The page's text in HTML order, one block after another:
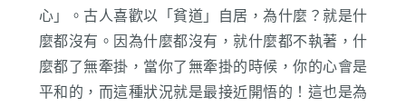
心」。古人喜歡以「貧道」自居，為什麼？就是什
麼都沒有。因為什麼都沒有，就什麼都不執著，什
麼都了無牽掛，當你了無牽掛的時候，你的心會是
平和的，而這種狀況就是最接近開悟的！這也是為